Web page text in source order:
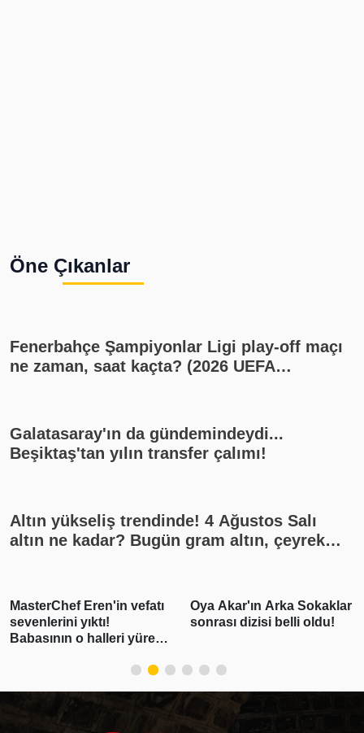
Öne Çıkanlar
Fenerbahçe Şampiyonlar Ligi play-off maçı
ne zaman, saat kaçta? (2026 UEFA
11'i)
Galatasaray'ın da gündemindeydi...
Beşiktaş'tan yılın transfer çalımı!
Altın yükseliş trendinde! 4 Ağustos Salı
altın ne kadar? Bugün gram altın, çeyrek
rakamları, canlı takip
Oya Akar'ın Arka Sokaklar
sonrası dizisi belli oldu!
"Pişmanım bir daha
kullanmayacağım"
testi pozitif çıktı